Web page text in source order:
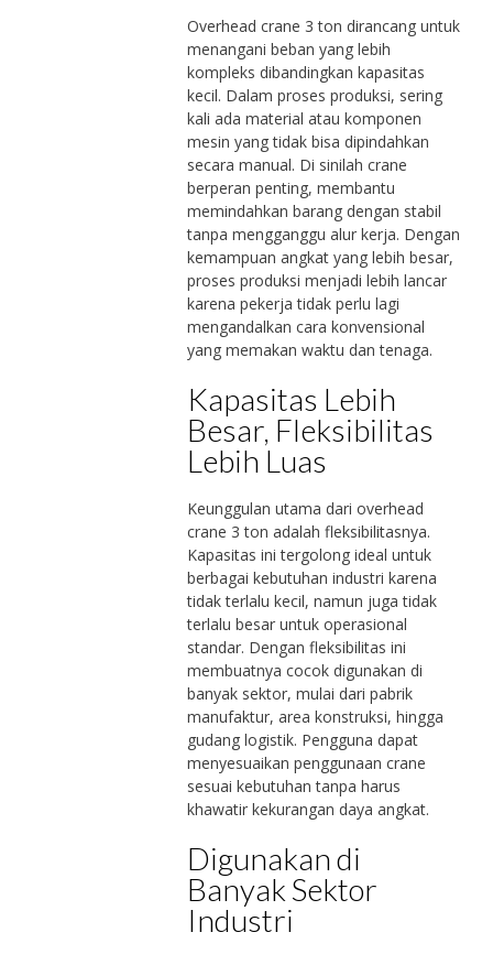
Overhead crane 3 ton dirancang untuk
menangani beban yang lebih
kompleks dibandingkan kapasitas
kecil. Dalam proses produksi, sering
kali ada material atau komponen
mesin yang tidak bisa dipindahkan
secara manual. Di sinilah crane
berperan penting, membantu
memindahkan barang dengan stabil
tanpa mengganggu alur kerja. Dengan
kemampuan angkat yang lebih besar,
proses produksi menjadi lebih lancar
karena pekerja tidak perlu lagi
mengandalkan cara konvensional
yang memakan waktu dan tenaga.
Kapasitas Lebih
Besar, Fleksibilitas
Lebih Luas
Keunggulan utama dari overhead
crane 3 ton adalah fleksibilitasnya.
Kapasitas ini tergolong ideal untuk
berbagai kebutuhan industri karena
tidak terlalu kecil, namun juga tidak
terlalu besar untuk operasional
standar. Dengan fleksibilitas ini
membuatnya cocok digunakan di
banyak sektor, mulai dari pabrik
manufaktur, area konstruksi, hingga
gudang logistik. Pengguna dapat
menyesuaikan penggunaan crane
sesuai kebutuhan tanpa harus
khawatir kekurangan daya angkat.
Digunakan di
Banyak Sektor
Industri